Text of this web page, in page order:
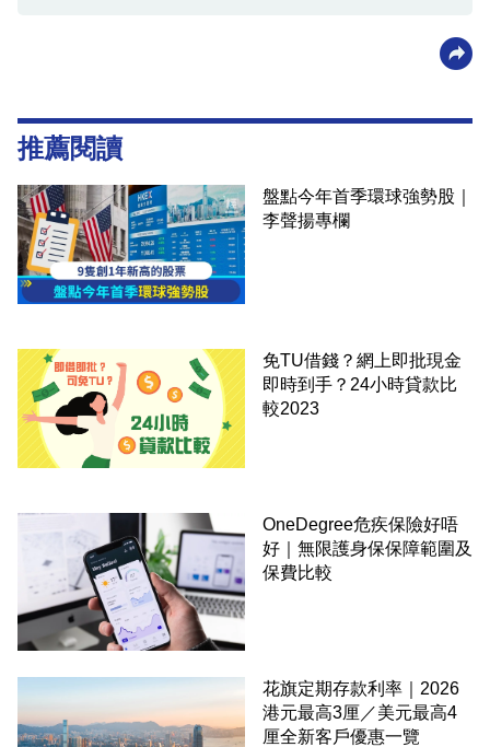
推薦閱讀
盤點今年首季環球強勢股｜
李聲揚專欄
免TU借錢？網上即批現金
即時到手？24小時貸款比
較2023
OneDegree危疾保險好唔
好｜無限護身保保障範圍及
保費比較
花旗定期存款利率｜2026
港元最高3厘／美元最高4
厘全新客戶優惠一覽